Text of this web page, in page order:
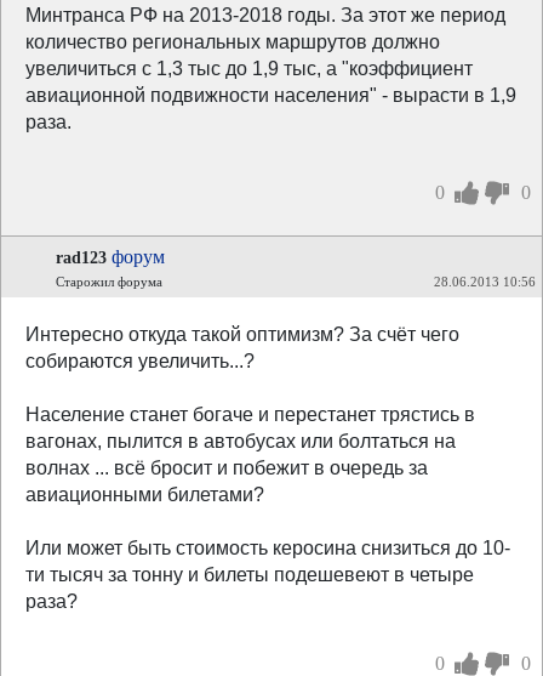
Минтранса РФ на 2013-2018 годы. За этот же период
количество региональных маршрутов должно
увеличиться с 1,3 тыс до 1,9 тыс, а "коэффициент
авиационной подвижности населения" - вырасти в 1,9
раза.
0 0
rad123 форум
Старожил форума 28.06.2013 10:56
Интересно откуда такой оптимизм? За счёт чего
собираются увеличить...?
Население станет богаче и перестанет трястись в
вагонах, пылится в автобусах или болтаться на
волнах ... всё бросит и побежит в очередь за
авиационными билетами?
Или может быть стоимость керосина снизиться до 10-
ти тысяч за тонну и билеты подешевеют в четыре
раза?
0 0